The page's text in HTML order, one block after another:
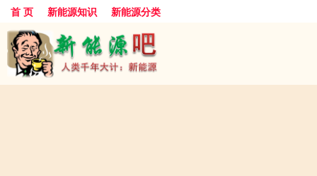
首 页 新能源知识 新能源分类